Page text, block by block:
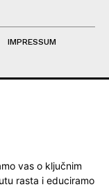
IMPRESSUM
vas o ključnim
rasta i educiramo